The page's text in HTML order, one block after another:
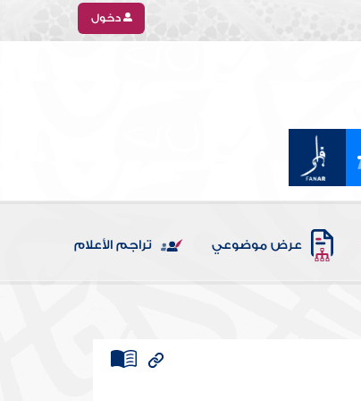
دخول
عرض موضوعي تراجم الأعلام